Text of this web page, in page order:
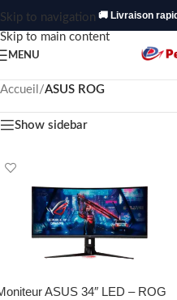
Skip to navigation
Skip to main content
🚚 Livraison
MENU
Accueil /ASUS ROG
Show sidebar
ASUS 34″ LED – ROG